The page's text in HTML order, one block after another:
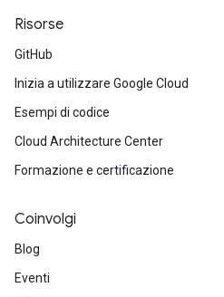
Risorse
GitHub
Inizia a utilizzare Google Cloud
Esempi di codice
Cloud Architecture Center
Formazione e certificazione
Coinvolgi
Blog
Eventi